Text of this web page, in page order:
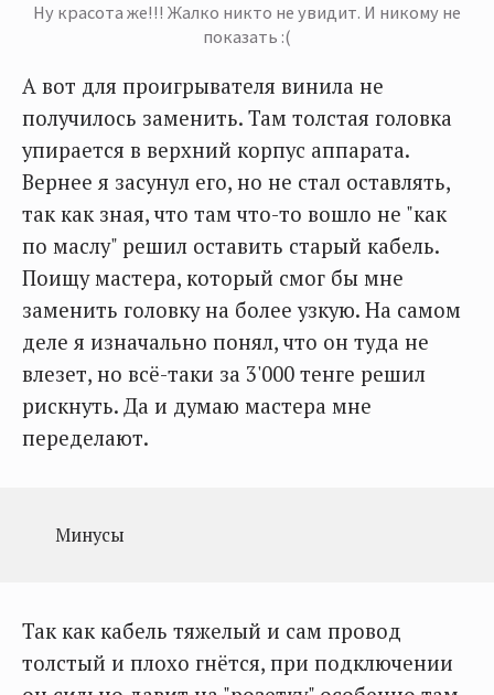
Ну красота же!!! Жалко никто не увидит. И никому не
показать :(
А вот для проигрывателя винила не
получилось заменить. Там толстая головка
упирается в верхний корпус аппарата.
Вернее я засунул его, но не стал оставлять,
так как зная, что там что-то вошло не "как
по маслу" решил оставить старый кабель.
Поищу мастера, который смог бы мне
заменить головку на более узкую. На самом
деле я изначально понял, что он туда не
влезет, но всё-таки за 3'000 тенге решил
рискнуть. Да и думаю мастера мне
переделают.
Минусы
Так как кабель тяжелый и сам провод
толстый и плохо гнётся, при подключении